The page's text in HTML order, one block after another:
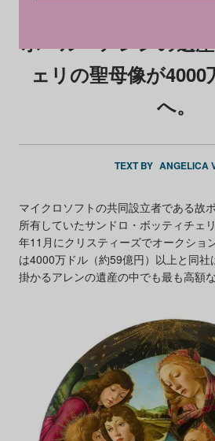
ポール・アレンの遺
ェリの聖母像が
へ。
TEXT BY ANGELICA
マイクロソフトの共同設立者である故
所有していたサンドロ・ボッティチェ
年11月にクリスティーズでオークショ
は4000万ドル（約59億円）以上と同
掛かるアレンの遺産の中でも最も高額